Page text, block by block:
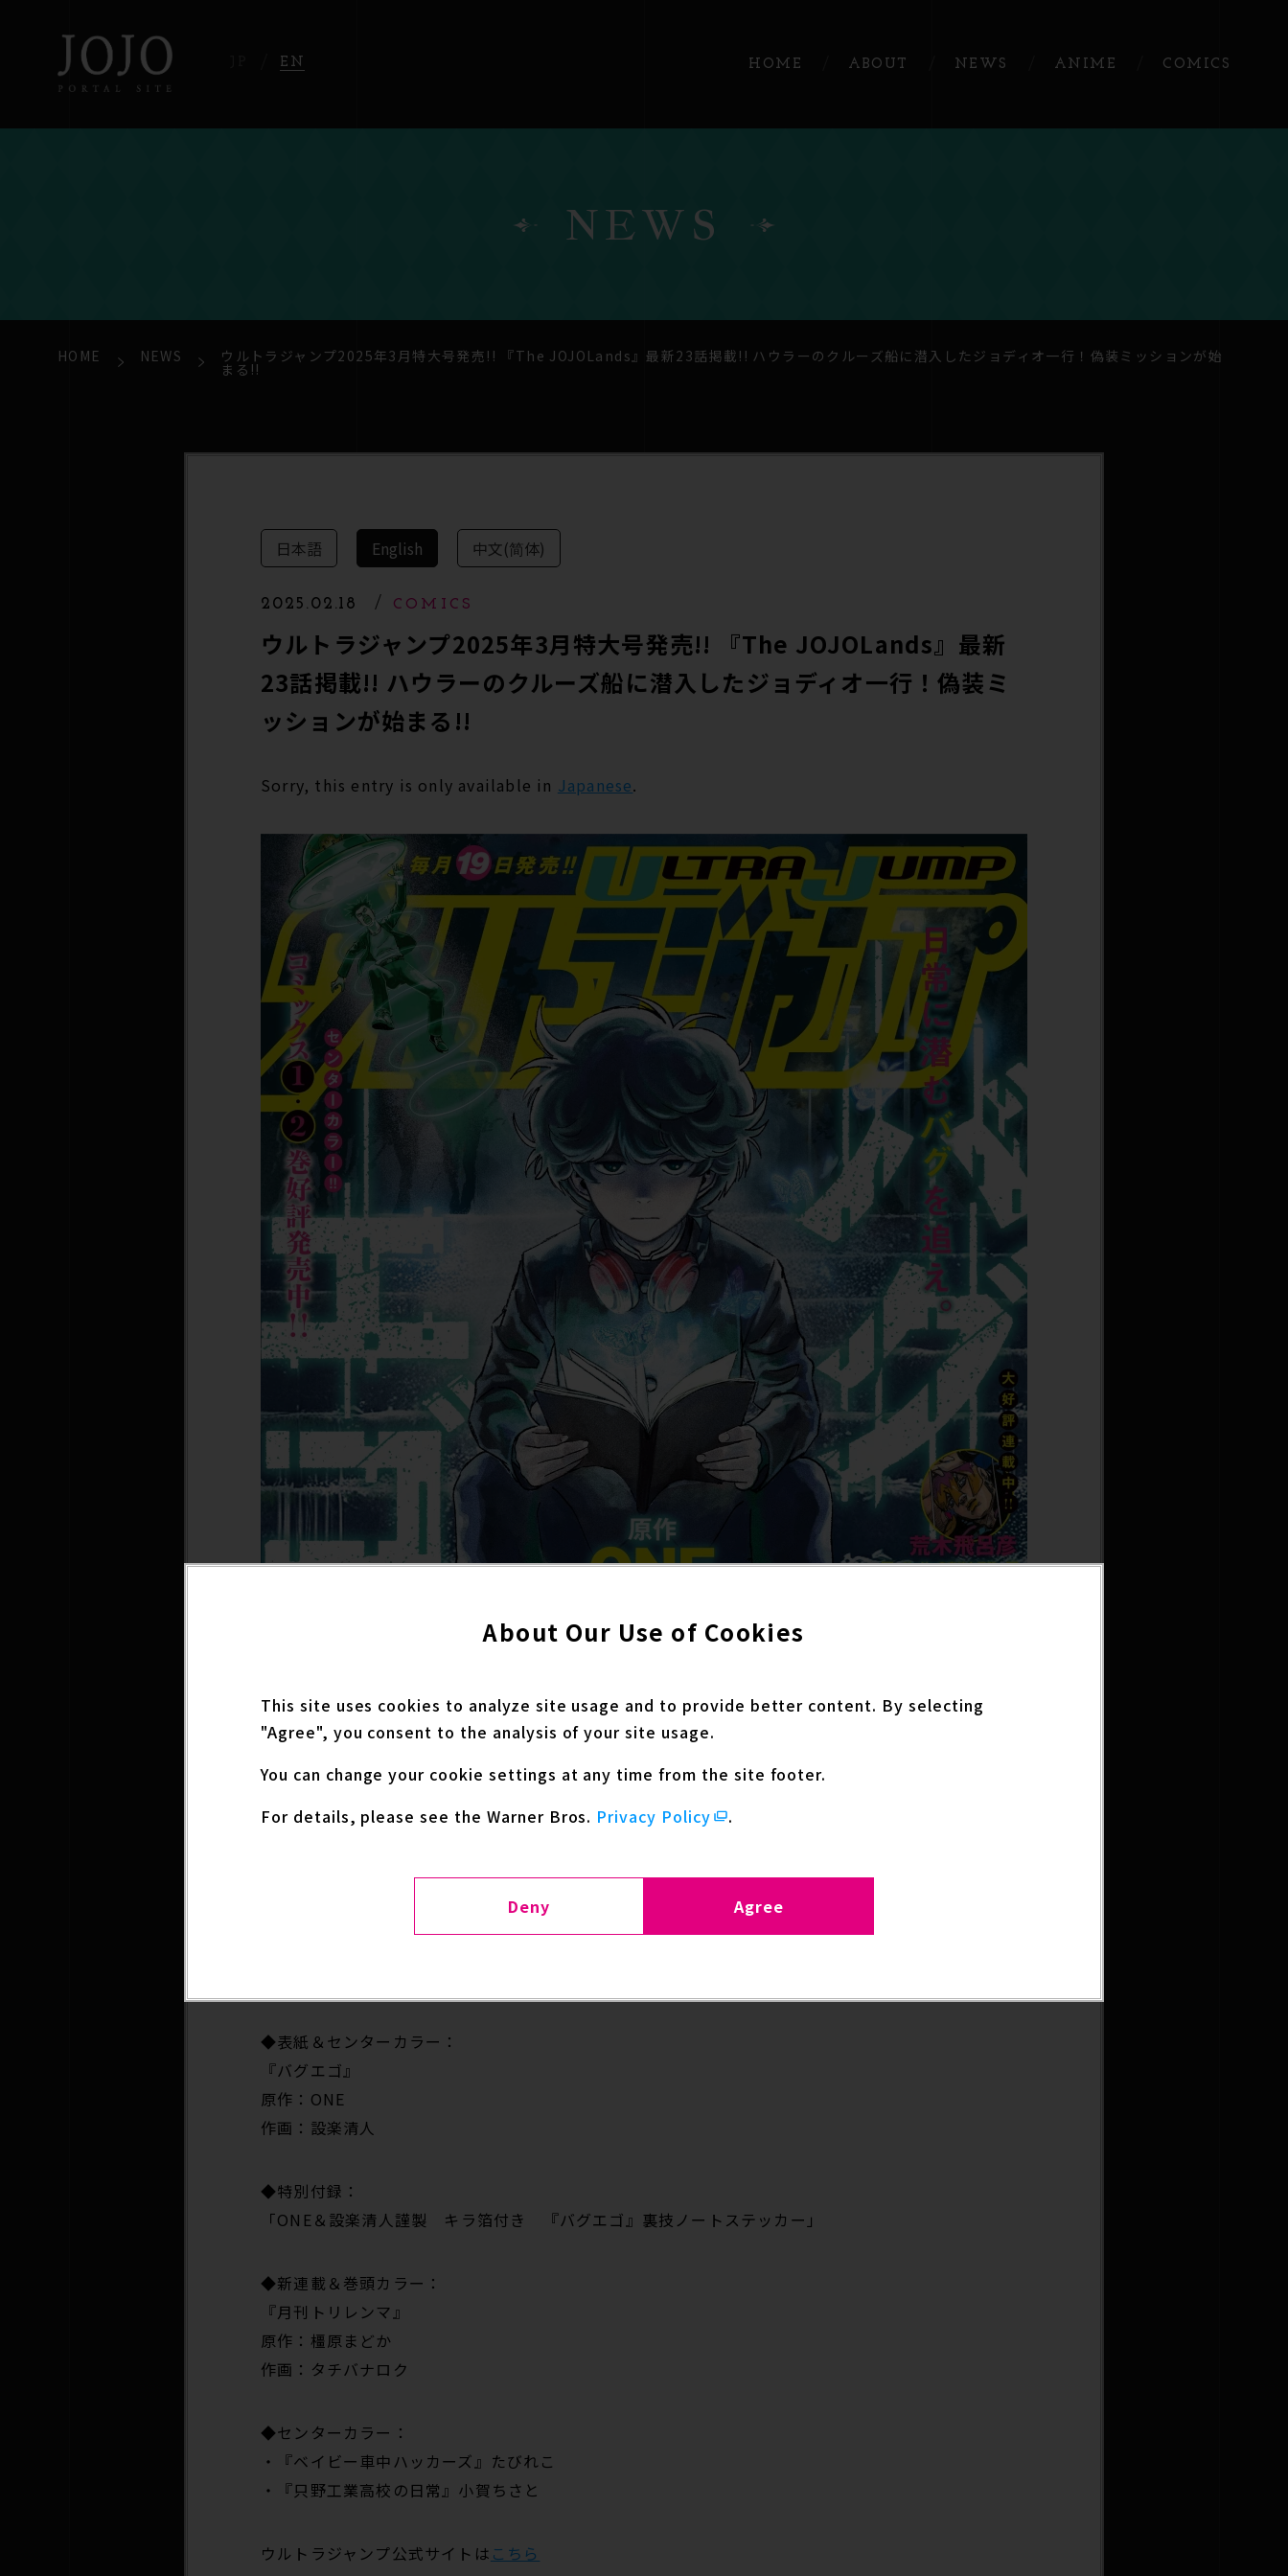
EN HOME ABOUT NEWS ANIME COMICS
NEWS
HOME NEWS ウルトラジャンプ2025年3月特大号発売!! 『The JOJOLands』最新23話掲載!! ハウラーのクルーズ船に潜入したジョディオ一行！偽装ミッションが始
まる!!
日本語 English 中文(简体)
2025.02.18 COMICS
ウルトラジャンプ2025年3月特大号発売!! 『The JOJOLands』最新
23話掲載!! ハウラーのクルーズ船に潜入したジョディオ一行！偽装ミ
ッションが始まる!!
Sorry, this entry is only available in Japanese.
◆表紙＆センターカラー：
『バグエゴ』
原作：ONE
作画：設楽清人
◆特別付録：
「ONE＆設楽清人謹製 キラ箔付き 『バグエゴ』裏技ノートステッカー」
◆新連載＆巻頭カラー：
『月刊トリレンマ』
原作：橿原まどか
作画：タチバナロク
◆センターカラー：
・『ベイビー車中ハッカーズ』たびれこ
・『只野工業高校の日常』小賀ちさと
ウルトラジャンプ公式サイトは こちら
About Our Use of Cookies
This site uses cookies to analyze site usage and to provide better content. By selecting
"Agree", you consent to the analysis of your site usage.
You can change your cookie settings at any time from the site footer.
For details, please see the Warner Bros. Privacy Policy .
Deny Agree